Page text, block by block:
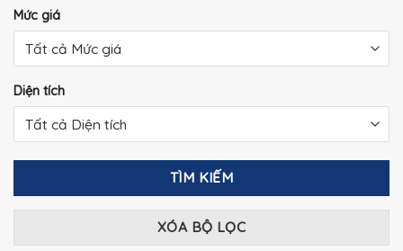
Mức giá
Diện tích
TÌM KIẾM
XÓA BỘ LỌC